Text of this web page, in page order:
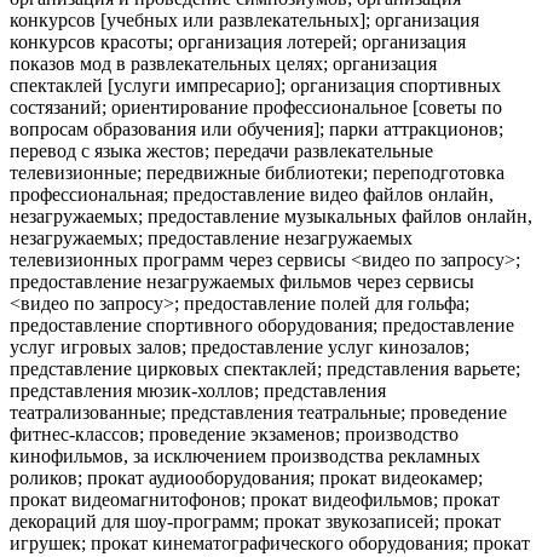
конкурсов [учебных или развлекательных]; организация
конкурсов красоты; организация лотерей; организация
показов мод в развлекательных целях; организация
спектаклей [услуги импресарио]; организация спортивных
состязаний; ориентирование профессиональное [советы по
вопросам образования или обучения]; парки аттракционов;
перевод с языка жестов; передачи развлекательные
телевизионные; передвижные библиотеки; переподготовка
профессиональная; предоставление видео файлов онлайн,
незагружаемых; предоставление музыкальных файлов онлайн,
незагружаемых; предоставление незагружаемых
телевизионных программ через сервисы <видео по запросу>;
предоставление незагружаемых фильмов через сервисы
<видео по запросу>; предоставление полей для гольфа;
предоставление спортивного оборудования; предоставление
услуг игровых залов; предоставление услуг кинозалов;
представление цирковых спектаклей; представления варьете;
представления мюзик-холлов; представления
театрализованные; представления театральные; проведение
фитнес-классов; проведение экзаменов; производство
кинофильмов, за исключением производства рекламных
роликов; прокат аудиооборудования; прокат видеокамер;
прокат видеомагнитофонов; прокат видеофильмов; прокат
декораций для шоу-программ; прокат звукозаписей; прокат
игрушек; прокат кинематографического оборудования; прокат